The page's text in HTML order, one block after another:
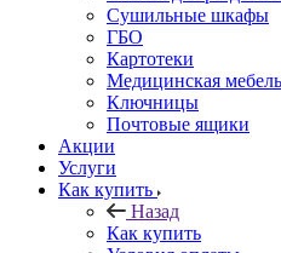
Сушильные шкафы
ГБО
Картотеки
Медицинская
Ключницы
Почтовые ящики
Акции
Услуги
Как купить
Назад
Как купить